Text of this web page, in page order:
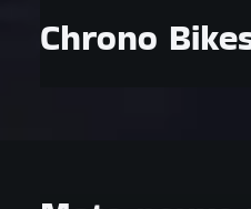
Chrono